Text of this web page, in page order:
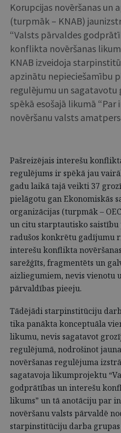
Korupcijas novēršanas un
(turpmāk – KNAB)
“Valsts pārvaldes
konflikta novēršanas
KNAB izveidoja
apzinātu nepieciešamību
regulējumu un sagatavotu
spēkā esošajā likumā
novēršanu valsts
Pašreizējais interešu
regulējums ir spēkā jau
gadu laikā tajā veikti 37
pielāgotu gan Ekonomiskās
organizācijas (turpmāk –
un citu starptautisko
radušos konkrētu gadījumu
interešu konflikta
sarežģīts, fragmentēts un
aizliegumiem, nevis vienotu
pārvaldības pieeju.
Tādējādi starpinstitūciju
tika panākta konceptuāla
likumu, nevis sagatavot
regulējumā, nodrošinot
novēršanas regulējuma
sagatavoja likumprojektu
godprātības un interešu
likums” un tā anotāciju par
novēršanu valsts pārvaldē
starpinstitūciju darba